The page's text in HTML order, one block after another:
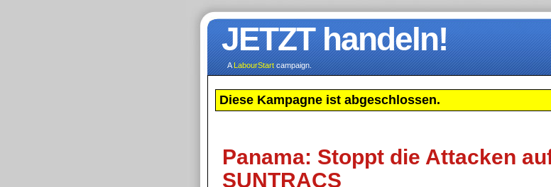
JETZT handeln!
ALabourStartcampaign.
Diese Kampagne ist abgeschlossen.
Panama: Stoppt die Attacken
SUNTRACS